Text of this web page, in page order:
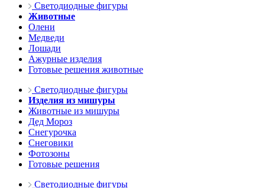
Светодиодные фигуры
Животные
Олени
Медведи
Лошади
Ажурные изделия
Готовые решения животные
Светодиодные фигуры
Изделия из мишуры
Животные из мишуры
Дед Мороз
Снегурочка
Снеговики
Фотозоны
Готовые решения
Светодиодные фигуры